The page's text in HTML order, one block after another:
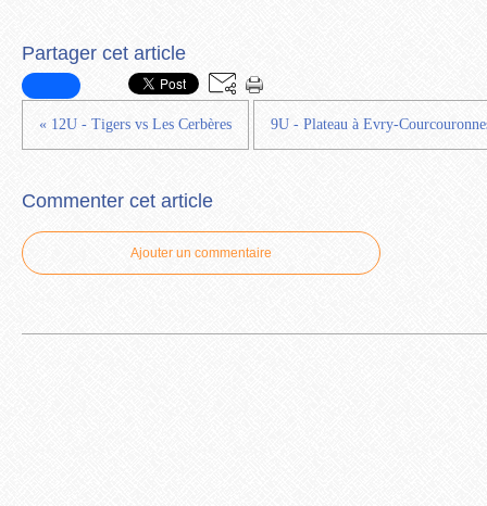
Partager cet article
« 12U - Tigers vs Les Cerbères 9U - Plateau à Evry-
Commenter cet article
Ajouter un commentaire